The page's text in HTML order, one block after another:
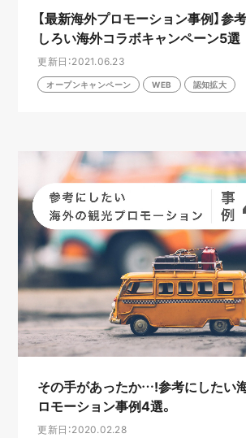
【最新海外プロモーション事例】参
しろい海外コラボキャンペーン5選
更新日：2021.06.23
オープンキャンペーン WEB 認知拡大
その手があったか…!参考にしたい
ロモーション事例4選。
更新日：2020.02.28